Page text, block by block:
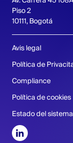
Piso 2
10111, Bogotá
Avis legal
Política de
Compliance
Política de cookies
Estado del sistema